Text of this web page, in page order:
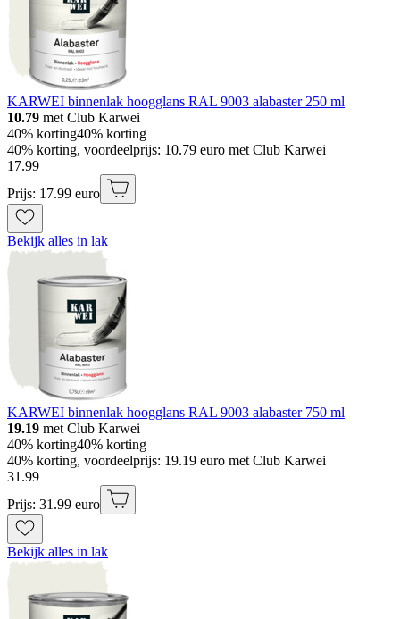
KARWEI binnenlak hoogglans RAL 9003 alabaster 250 ml
10.79 met Club Karwei
40% korting40% korting
40% korting, voordeelprijs: 10.79 euro met Club Karwei
17.99
Prijs: 17.99 euro
Bekijk alles in lak
KARWEI binnenlak hoogglans RAL 9003 alabaster 750 ml
19.19 met Club Karwei
40% korting40% korting
40% korting, voordeelprijs: 19.19 euro met Club Karwei
31 .99
Prijs: 31.99 euro
Bekijk alles in lak